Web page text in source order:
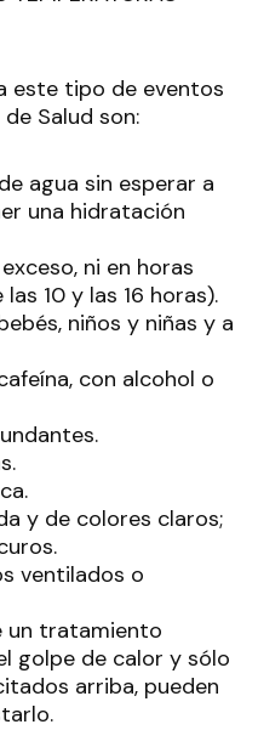
este tipo de eventos
Salud son:
agua sin esperar a
una hidratación
ni en horas
10 y las 16 horas).
niños y niñas y a
con alcohol o
y de colores claros;
ventilados o
un tratamiento
golpe de calor y sólo
arriba, pueden